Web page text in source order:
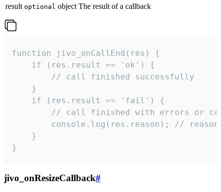
result optional object The result of a callback
function jivo_onCallEnd(res) {
    if (res.result == 'ok') {
        // call finished successfully
    }
    if (res.result == 'fail') {
// call finished with errors or
console.log(res.reason); //
    }
}
jivo_onResizeCallback#